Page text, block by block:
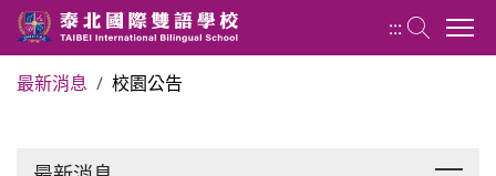
最新消息 校園公告
:::